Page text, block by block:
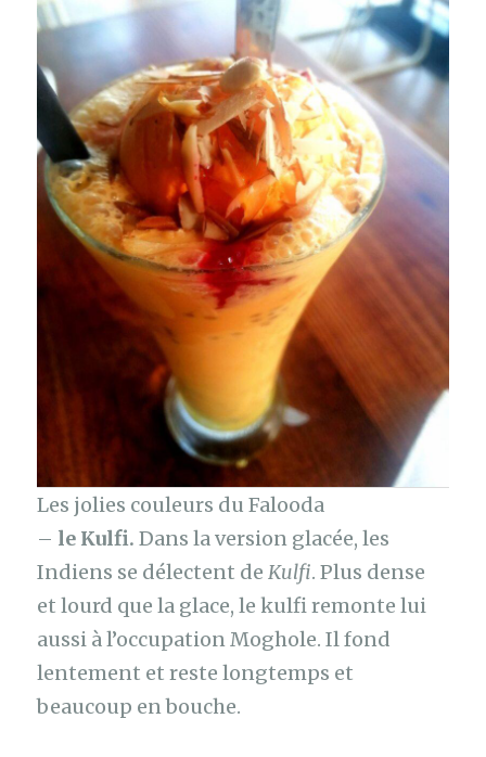
Les jolies couleurs du Falooda
– le Kulfi. Dans la version glacée, les
Indiens se délectent deKulfi. Plus dense
et lourd que la glace, le kulfi remonte lui
aussi à l’occupation Moghole. Il fond
lentement et reste longtemps et
beaucoup en bouche.